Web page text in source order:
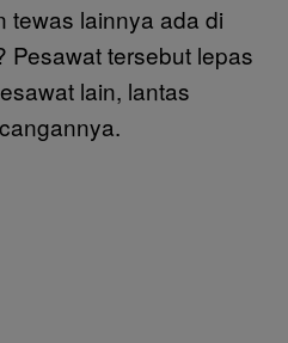
tewas lainnya ada di
Pesawat tersebut lepas
lain, lantas